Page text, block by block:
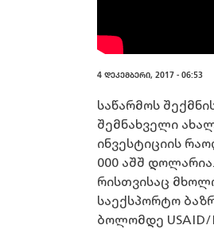
4 ᲓᲔᲙᲔᲛᲑᲔᲠᲘ, 2017 - 06:53
საწარმოს
შემნახველი
ინვესტიციის
000 აშშ
რისთვისაც
საექსპორტო
ბოლომდე USAID/